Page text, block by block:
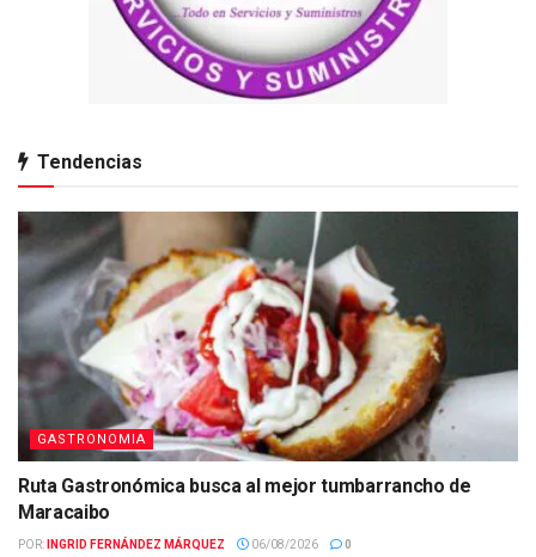
Tendencias
GASTRONOMIA
Ruta Gastronómica busca al mejor tumbarrancho de
Maracaibo
POR: INGRID FERNÁNDEZ MÁRQUEZ 06/08/2026 0